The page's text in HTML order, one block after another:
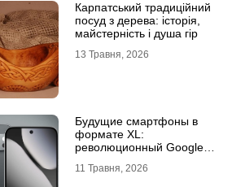
Карпатський традиційний
посуд з дерева: історія,
майстерність і душа гір
13 Травня, 2026
Будущие смартфоны в
формате XL:
революционный Google
11 Травня, 2026